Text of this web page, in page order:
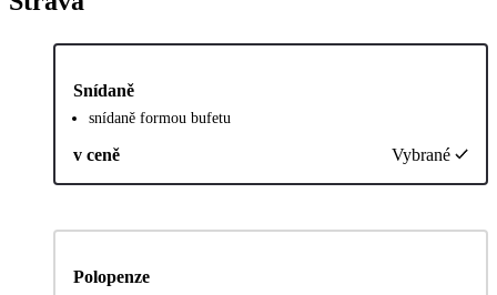
Snídaně
snídaně formou bufetu
v ceně Vybrané
Polopenze